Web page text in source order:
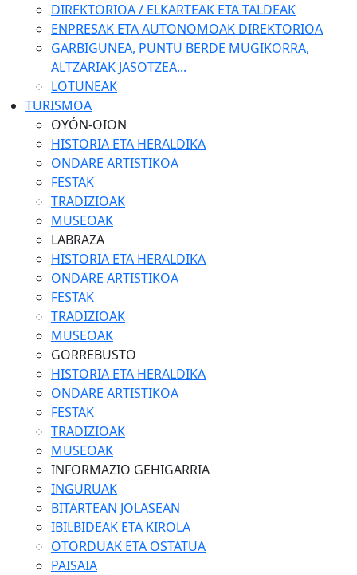
DIREKTORIOA / ELKARTEAK ETA TALDEAK
ENPRESAK ETA AUTONOMOAK DIREKTORIOA
GARBIGUNEA, PUNTU BERDE MUGIKORRA,
ALTZARIAK JASOTZEA...
LOTUNEAK
TURISMOA
OYÓN-OION
HISTORIA ETA HERALDIKA
ONDARE ARTISTIKOA
FESTAK
TRADIZIOAK
MUSEOAK
LABRAZA
HISTORIA ETA HERALDIKA
ONDARE ARTISTIKOA
FESTAK
TRADIZIOAK
MUSEOAK
GORREBUSTO
HISTORIA ETA HERALDIKA
ONDARE ARTISTIKOA
FESTAK
TRADIZIOAK
MUSEOAK
INFORMAZIO GEHIGARRIA
INGURUAK
BITARTEAN JOLASEAN
IBILBIDEAK ETA KIROLA
OTORDUAK ETA OSTATUA
PAISAIA